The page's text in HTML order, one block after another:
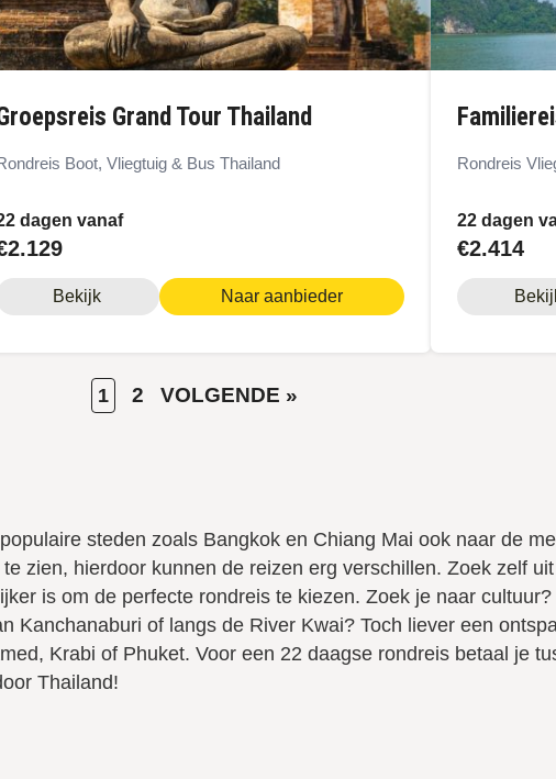
Groepsreis Grand Tour Thailand
Boot, Vliegtuig & Bus Thailand
dagen vanaf
Bekijk Naar aanbieder
Rondreis
22 dagen
€2.414
HUIDIGE
1 PAGE
2
VOLGENDE
VOLGENDE »
steden zoals Bangkok en Chiang Mai ook naar de
zien, hierdoor kunnen de reizen erg verschillen. Zoek zelf
is om de perfecte rondreis te kiezen. Zoek je naar
Kanchanaburi of langs de River Kwai? Toch liever een
Krabi of Phuket. Voor een 22 daagse rondreis betaal je
Thailand!